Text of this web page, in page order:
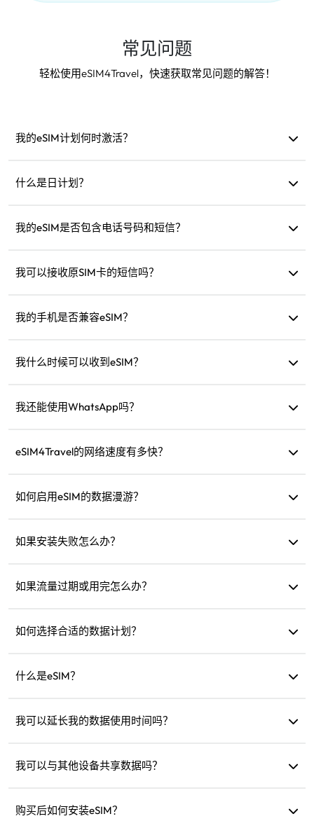
常见问题
轻松使用eSIM4Travel，快速获取常见问题的解答！
我的eSIM计划何时激活？
什么是日计划？
天流量用完，速度会降至128kbps，无需担心一次性用完流
我的eSIM是否包含电话号码和短信？
讯。
我可以接收原SIM卡的短信吗？
卡通知。
我的手机是否兼容eSIM？
eSIM。
我什么时候可以收到eSIM？
我还能使用WhatsApp吗？
eSIM4Travel的网络速度有多快？
当地运营商。
如何启用eSIM的数据漫游？
据漫游”。
如果安装失败怎么办？
题仍然存在，请联系客户支持。
如果流量过期或用完怎么办？
如何选择合适的数据计划？
10GB、20GB）/30天。您可以根据需求选择并随时充值。
什么是eSIM？
以通过它连接互联网。
我可以延长我的数据使用时间吗？
激活。
我可以与其他设备共享数据吗？
同。
购买后如何安装eSIM？